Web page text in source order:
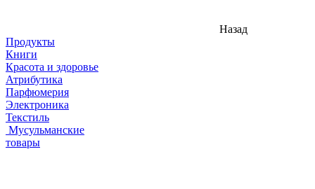
Назад
Продукты
Книги
Красота и здоровье
Атрибутика
Парфюмерия
Электроника
Текстиль
Мусульманские
товары